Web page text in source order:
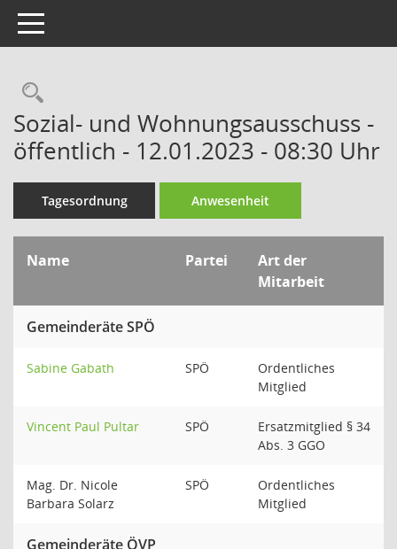
Toggle navigation
Rechercheauswahl
Sozial- und Wohnungsausschuss -
öffentlich - 12.01.2023 - 08:30 Uhr
Tagesordnung Anwesenheit
Name Partei
Art der
Mitarbeit
Gemeinderäte SPÖ
Sabine Gabath SPÖ
Ordentliches
Mitglied
Vincent Paul Pultar SPÖ
Ersatzmitglied § 34
Abs. 3 GGO
Mag. Dr. Nicole
Barbara Solarz
SPÖ
Ordentliches
Mitglied
Gemeinderäte ÖVP